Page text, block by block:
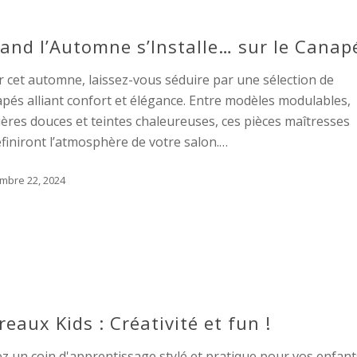
l’Automne s’Installe… sur le
cet automne, laissez-vous séduire par une sélection de
alliant confort et élégance. Entre modèles modulables,
douces et teintes chaleureuses, ces pièces maîtresses
l’atmosphère de votre salon.…
22, 2024
Kids : Créativité et fun !